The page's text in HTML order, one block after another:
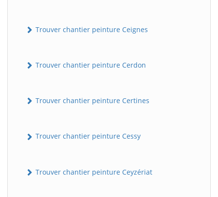
Trouver chantier peinture Ceignes
Trouver chantier peinture Cerdon
Trouver chantier peinture Certines
Trouver chantier peinture Cessy
Trouver chantier peinture Ceyzériat